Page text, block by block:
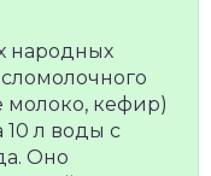
народных
молоко, кефир)
10 л воды с
Оно